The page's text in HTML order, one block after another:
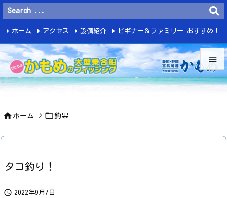


ホーム アクセス 設備紹介 ビギナー＆ファミリー おすすめ！
釣 果
 ホーム > 釣果
タコ釣り！
 2022年9月7日